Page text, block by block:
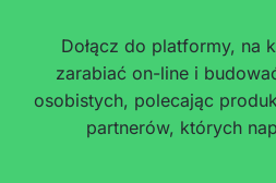
Dołącz do platformy, na
zarabiać on-line i
osobistych, polecając
partnerów, których